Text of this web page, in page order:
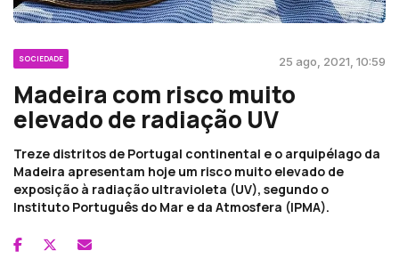
SOCIEDADE 25 ago, 2021, 10:59
Madeira com risco muito
elevado de radiação UV
Treze distritos de Portugal continental e o arquipélago da
Madeira apresentam hoje um risco muito elevado de
exposição à radiação ultravioleta (UV), segundo o
Instituto Português do Mar e da Atmosfera (IPMA).